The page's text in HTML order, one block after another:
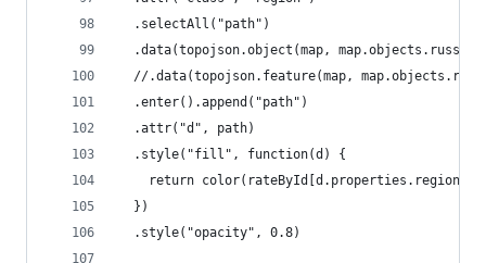
  .selectAll("path")
.data(topojson.object(map,
//.data(topojson.feature(map,
  .enter().append("path")
  .attr("d", path)
  .style("fill", function(d) {
return
  })
  .style("opacity", 0.8)